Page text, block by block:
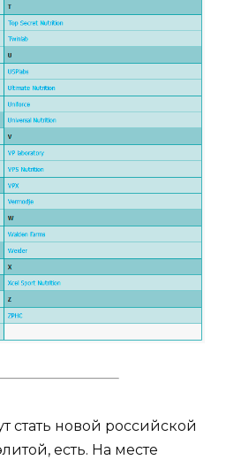
стать новой российской
есть. На месте